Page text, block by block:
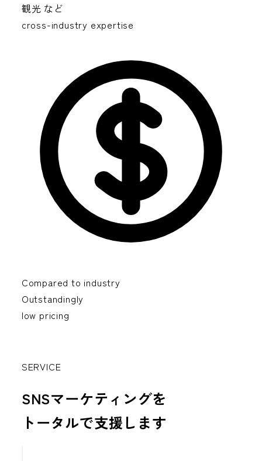
観光 など
cross-industry expertise
Compared to industry
Outstandingly
low pricing
SERVICE
SNSマーケティングを
トータルで支援します